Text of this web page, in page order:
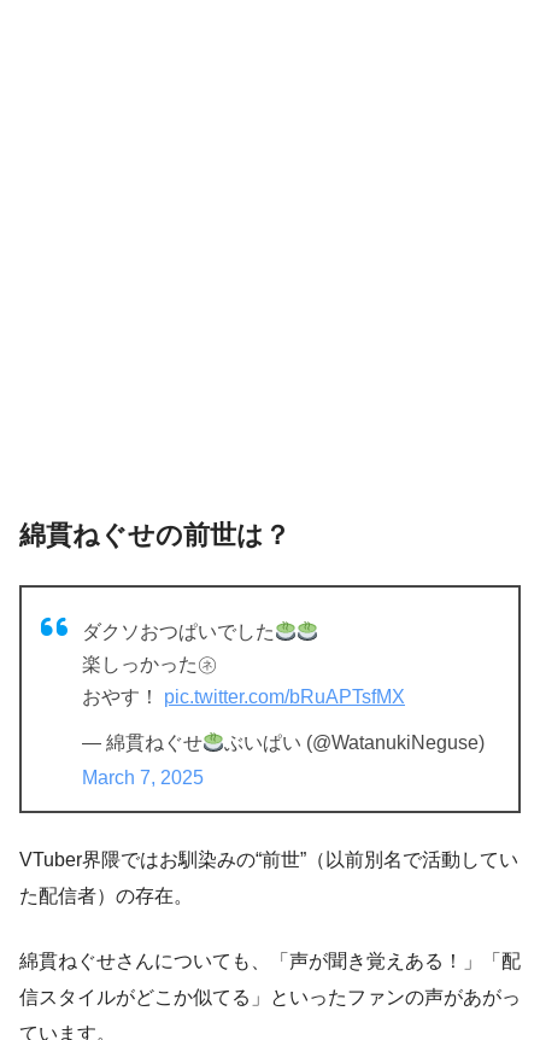
綿貫ねぐせの前世は？
ダクソおつぱいでした
楽しっかった㋧
おやす！ pic.twitter.com/bRuAPTsfMX
— 綿貫ねぐせ
ぶいぱい (@WatanukiNeguse)
March 7, 2025
VTuber界隈ではお馴染みの“前世”（以前別名で活動してい
た配信者）の存在。
綿貫ねぐせさんについても、「声が聞き覚えある！」「配
信スタイルがどこか似てる」といったファンの声があがっ
ています。